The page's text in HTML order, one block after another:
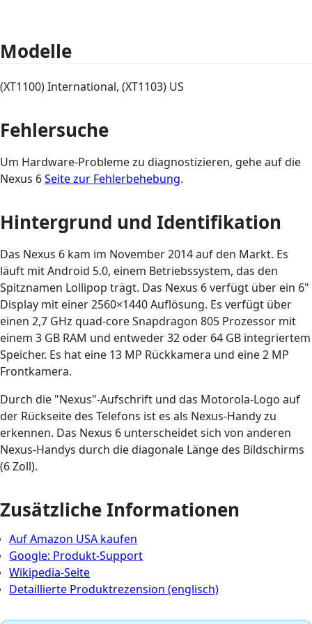
Modelle
(XT1100) International, (XT1103) US
Fehlersuche
Um Hardware-Probleme zu diagnostizieren, gehe auf die
Nexus 6Seite zur Fehlerbehebung.
Hintergrund und Identifikation
Das Nexus 6 kam im November 2014 auf den Markt. Es
läuft mit Android 5.0, einem Betriebssystem, das den
Spitznamen Lollipop trägt. Das Nexus 6 verfügt über ein 6"
Display mit einer 2560×1440 Auflösung. Es verfügt über
einen 2,7 GHz quad-core Snapdragon 805 Prozessor mit
einem 3 GB RAM und entweder 32 oder 64 GB integriertem
Speicher. Es hat eine 13 MP Rückkamera und eine 2 MP
Frontkamera.
Durch die "Nexus"-Aufschrift und das Motorola-Logo auf
der Rückseite des Telefons ist es als Nexus-Handy zu
erkennen. Das Nexus 6 unterscheidet sich von anderen
Nexus-Handys durch die diagonale Länge des Bildschirms
(6 Zoll).
Zusätzliche Informationen
Auf Amazon USA kaufen
Google: Produkt-Support
Wikipedia-Seite
Detaillierte Produktrezension (englisch)